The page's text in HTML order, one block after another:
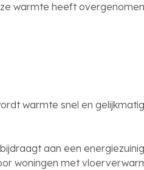
warmte heeft
warmte snel en
aan een
woningen met